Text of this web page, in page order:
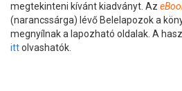
megtekinteni kívánt kiadványt. Az
(narancssárga) lévő Belelapozok a
megnyílnak a lapozható oldalak. A
ittolvashatók.